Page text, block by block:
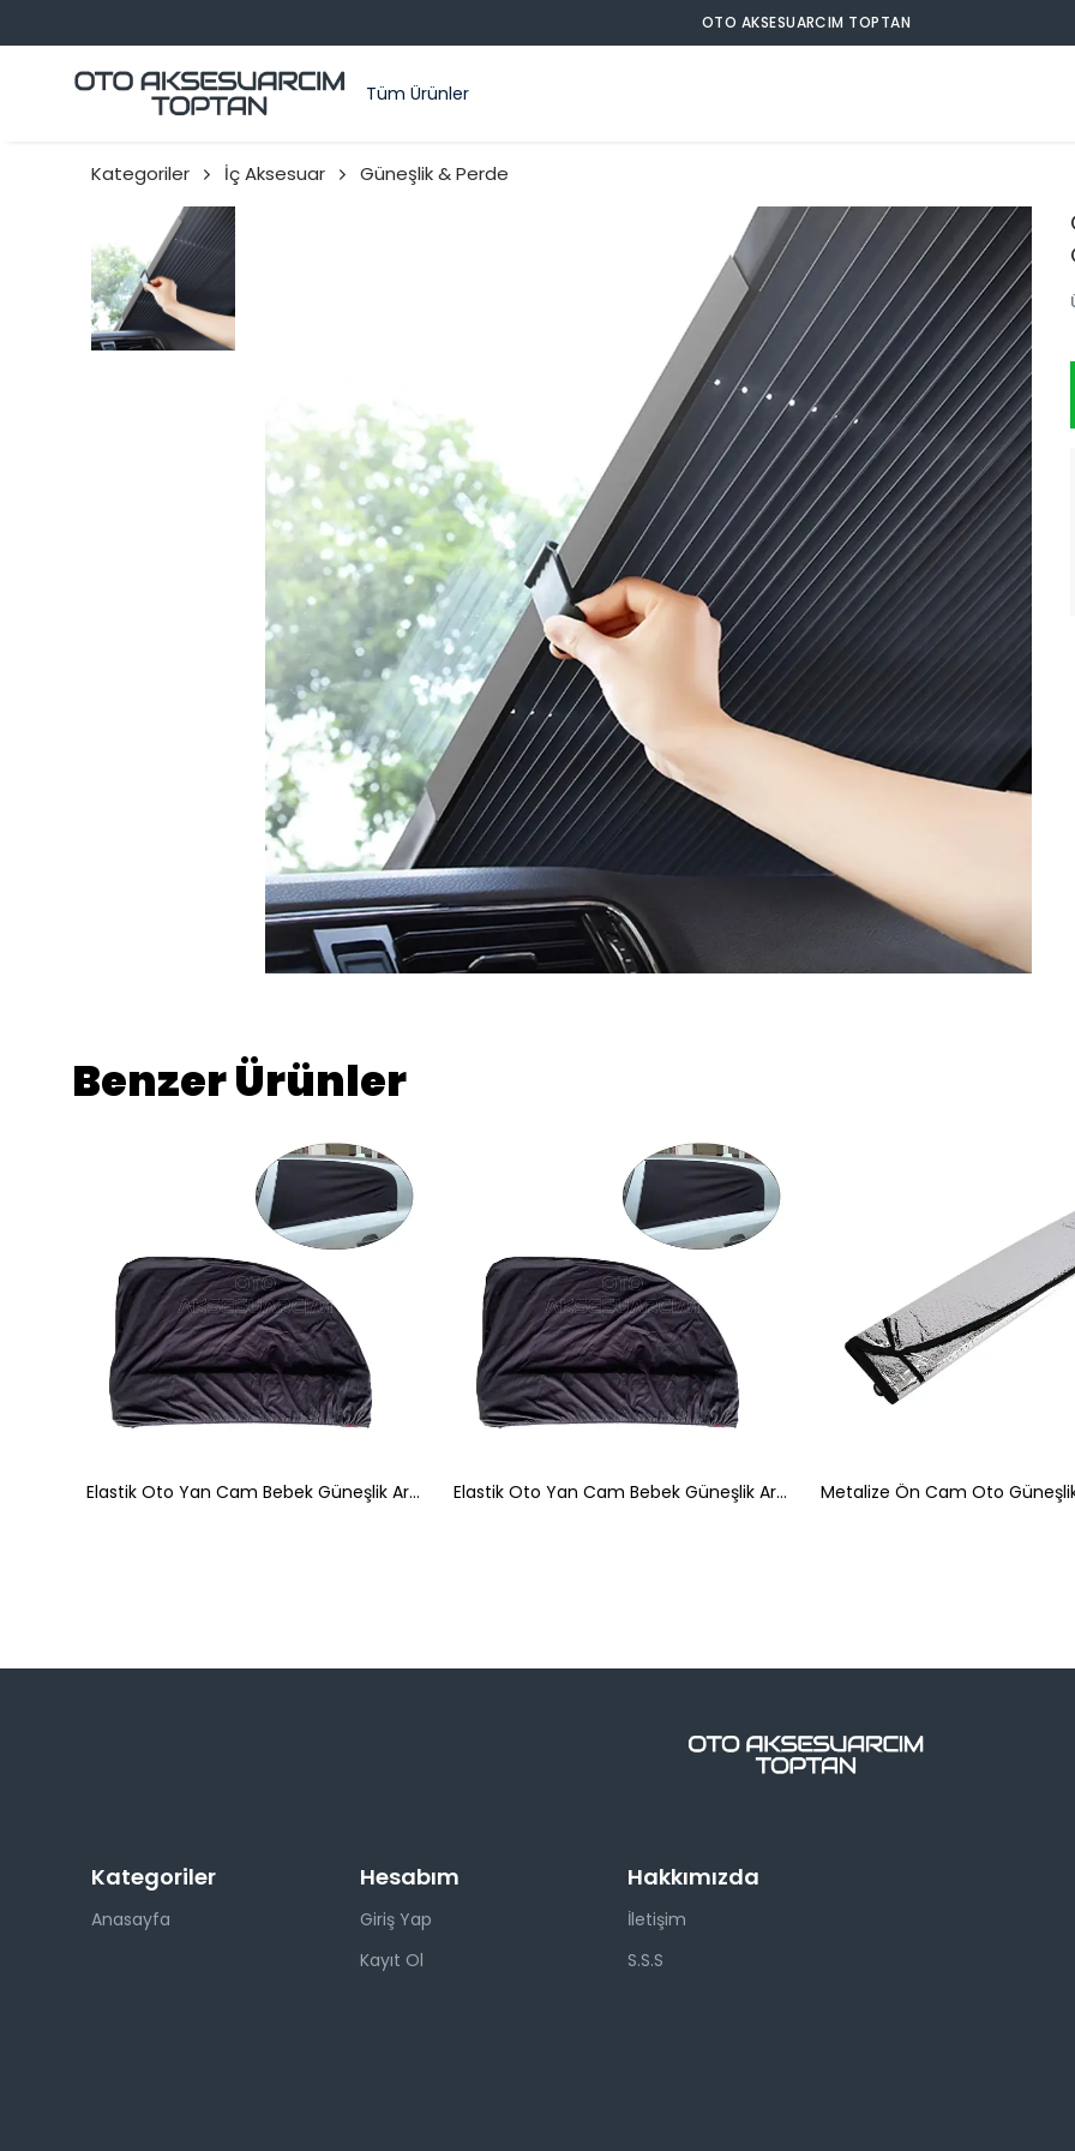
OTO AKSESUARCIM TOPTAN
Tüm Ürünler
Kategoriler İç Aksesuar Güneşlik & Perde
Benzer Ürünler
Elastik Oto Yan Cam Bebek Güneşlik Araba Perdesi Sedan Uyumlu 1 Adet Elastik Oto Yan Cam Bebek Güneşlik Araba Perdesi Hatchback Uyumlu 1 Adet
Kategoriler
Anasayfa
Hesabım
Giriş Yap
Kayıt Ol
Hakkımızda
İletişim
S.S.S